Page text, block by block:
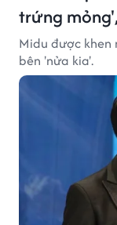
trứng
Midu được khen
bên 'nửa kia'.